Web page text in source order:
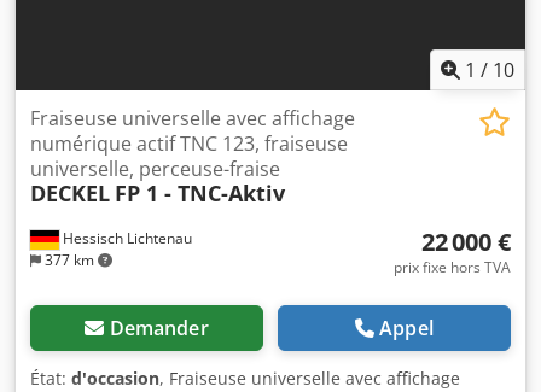
1 / 10
Hessisch Lichtenau
377 km
Fraiseuse universelle avec affichage
numérique actif TNC 123, fraiseuse
universelle, perceuse-fraise
DECKEL FP 1 - TNC-Aktiv
22 000 €
prix fixe hors TVA
Demander Appel
État: d'occasion, Fraiseuse universelle avec affichage